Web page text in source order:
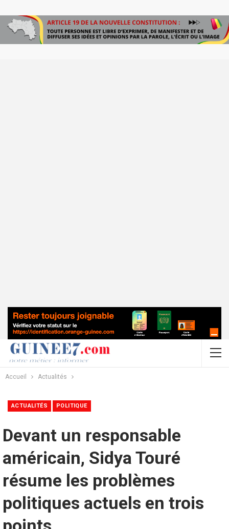
Accueil Actualités
ACTUALITÉS POLITIQUE
Devant un responsable
américain, Sidya Touré
résume les problèmes
politiques actuels en trois